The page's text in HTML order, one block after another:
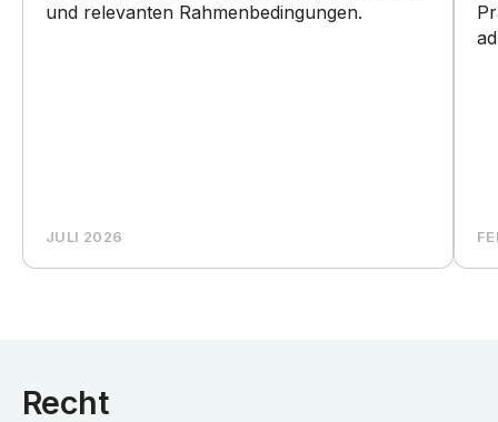
und relevanten Rahmenbedingungen.
JULI 2026
Recht